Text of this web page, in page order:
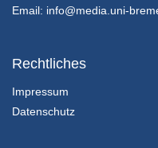
Email: info@media.uni-
Rechtliches
Impressum
Datenschutz